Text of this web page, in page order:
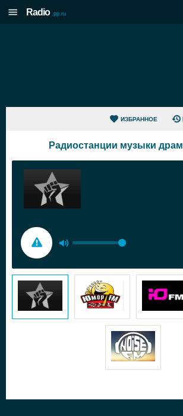
Radio .pp.ru
ИЗБРАННОЕ
Радиостанции музыки